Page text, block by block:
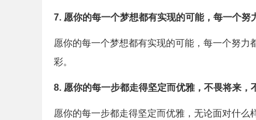
7. 愿你的每一个梦想都有实现的可能，每一个努
愿你的每一个梦想都有实现的可能，每一个努
彩。
8. 愿你的每一步都走得坚定而优雅，不畏将来，
愿你的每一步都走得坚定而优雅，无论面对什么